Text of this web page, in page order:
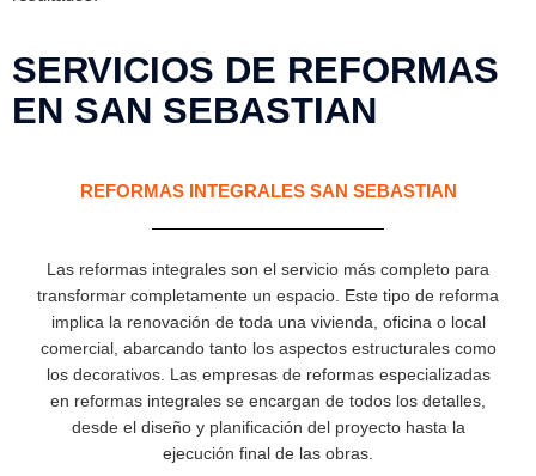
SERVICIOS DE REFORMAS
EN SAN SEBASTIAN
REFORMAS INTEGRALES SAN SEBASTIAN
Las reformas integrales son el servicio más completo para
transformar completamente un espacio. Este tipo de reforma
implica la renovación de toda una vivienda, oficina o local
comercial, abarcando tanto los aspectos estructurales como
los decorativos. Las empresas de reformas especializadas
en reformas integrales se encargan de todos los detalles,
desde el diseño y planificación del proyecto hasta la
ejecución final de las obras.